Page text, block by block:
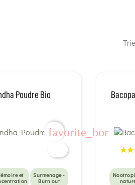
Poudre Bio
et
Surmenage -
Burn out
favorite_border